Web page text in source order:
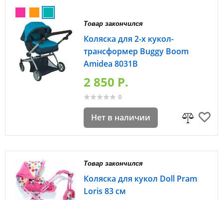
Товар закончился
Коляска для 2-х кукол-
трансформер Buggy Boom
Amidea 8031B
2 850 P.
0
Нет в наличии
Товар закончился
Коляска для кукол Doll Pram
Loris 83 см